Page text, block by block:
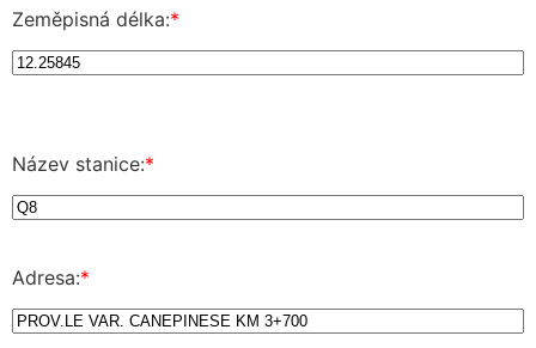
Zeměpisná délka:*
Název stanice:*
Adresa:*